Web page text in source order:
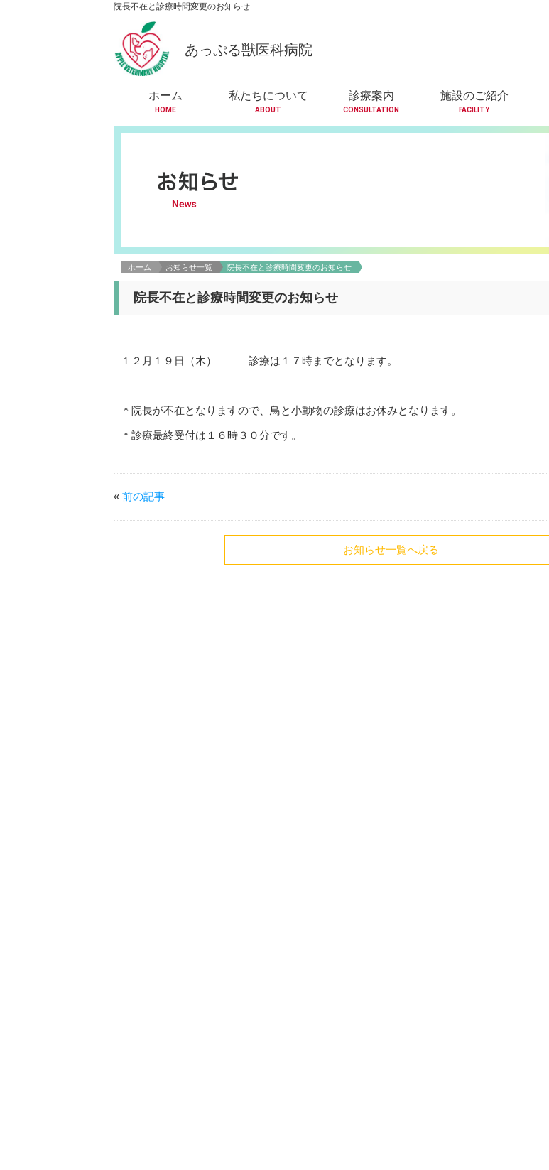
院長不在と診療時間変更のお知らせ
あっぷる獣医科病院
ホーム
HOME
私たちについて
ABOUT
診療案内
CONSULTATION
施設のご紹介
FACILITY
ホーム お知らせ一覧 院長不在と診療時間変更のお知らせ
院長不在と診療時間変更のお知らせ
１２月１９日（木） 診療は１７時までとなります。
＊院長が不在となりますので、鳥と小動物の診療はお休みとなります。
＊診療最終受付は１６時３０分です。
« 前の記事
お知らせ一覧へ戻る